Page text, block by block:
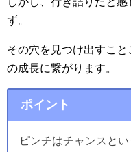
ず。
その穴を見つけ出すこ
の成長に繋がります。
ポイント
ピンチはチャンスと